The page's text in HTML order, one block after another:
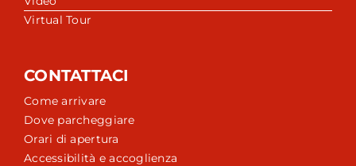
Virtual Tour
CONTATTACI
Come arrivare
Dove parcheggiare
Orari di apertura
Accessibilità e accoglienza